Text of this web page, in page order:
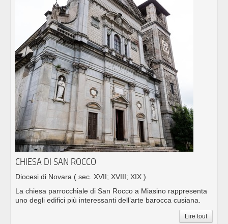
CHIESA DI SAN ROCCO
Diocesi di Novara ( sec. XVII; XVIII; XIX )
La chiesa parrocchiale di San Rocco a Miasino rappresenta
uno degli edifici più interessanti dell’arte barocca cusiana.
Lire tout